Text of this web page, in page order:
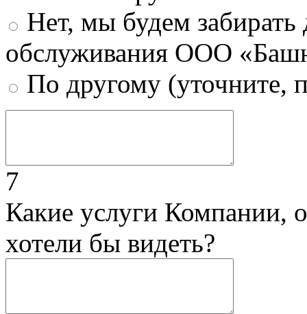
Нет, мы будем
обслуживания ООО
По другому (уточните,
7
Какие услуги Компании,
хотели бы видеть?